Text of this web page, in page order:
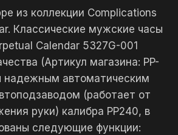
из коллекции Complications
Классические мужские часы
Calendar 5327G-001
(Артикул магазина: PP-
автоматическим
(работает от
руки) калибра PP240, в
следующие функции: